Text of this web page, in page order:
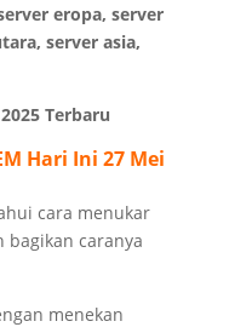
eropa, server
server asia,
Terbaru
Hari Ini 27 Mei
cara menukar
bagikan caranya
menekan